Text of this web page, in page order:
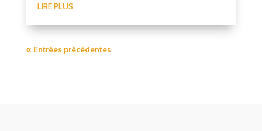
LIRE PLUS
« Entrées précédentes